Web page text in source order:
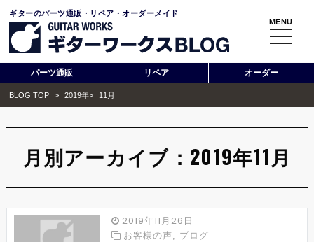
ギターのパーツ通販・リペア・オーダーメイド
MENU
toggle
パーツ通販 リペア オーダー
BLOG TOP > 2019年> 11月
月別アーカイブ：2019年11月
2019年11月26日
お客様の声, ブログ